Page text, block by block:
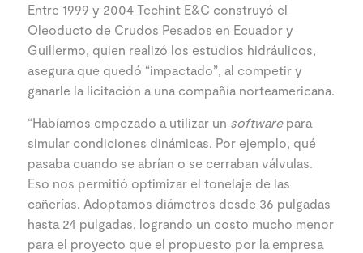
Entre 1999 y 2004 Techint E&C construyó el
Oleoducto de Crudos Pesados en Ecuador y
Guillermo, quien realizó los estudios hidráulicos,
asegura que quedó “impactado”, al competir y
ganarle la licitación a una compañía norteamericana.
“Habíamos empezado a utilizar un software para
simular condiciones dinámicas. Por ejemplo, qué
pasaba cuando se abrían o se cerraban válvulas.
Eso nos permitió optimizar el tonelaje de las
cañerías. Adoptamos diámetros desde 36 pulgadas
hasta 24 pulgadas, logrando un costo mucho menor
para el proyecto que el propuesto por la empresa